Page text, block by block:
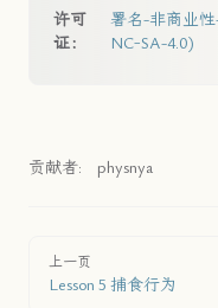
许可
证：
署名-非商业
NC-SA-4.0)
贡献者: physnya
上一页
Lesson 5 捕食行为